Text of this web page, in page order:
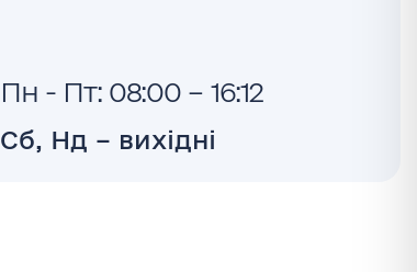
Пн - Пт: 08:00 – 16:12
Сб, Нд – вихідні